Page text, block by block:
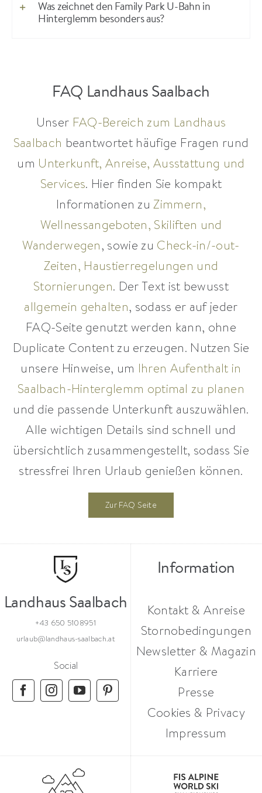
Was zeichnet den Family Park U-Bahn in
Hinterglemm besonders aus?
FAQ Landhaus Saalbach
Unser FAQ-Bereich zum Landhaus
Saalbach beantwortet häufige Fragen rund
um Unterkunft, Anreise, Ausstattung und
Services. Hier finden Sie kompakt
Informationen zuZimmern,
Wellnessangeboten, Skiliften und
Wanderwegen, sowie zu Check-in/-out-
Zeiten, Haustierregelungen und
Stornierungen. Der Text ist bewusst
allgemein gehalten, sodass er auf jeder
FAQ-Seite genutzt werden kann, ohne
Duplicate Content zu erzeugen. Nutzen Sie
unsere Hinweise, um Ihren Aufenthalt in
Saalbach-Hinterglemm optimal zu planen
und die passende Unterkunft auszuwählen.
Alle wichtigen Details sind schnell und
übersichtlich zusammengestellt, sodass Sie
stressfrei Ihren Urlaub genießen können.
Zur FAQ Seite
Landhaus Saalbach
+43 650 5108951
urlaub@landhaus-saalbach.at
Social
Information
Kontakt & Anreise
Stornobedingungen
Newsletter & Magazin
Karriere
Presse
Cookies & Privacy
Impressum